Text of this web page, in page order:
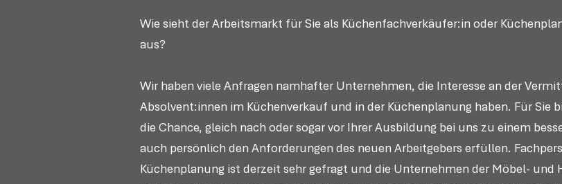
Wie sieht der Arbeitsmarkt für Sie als Küchenfachverkäufer:in oder
aus?
Wir haben viele Anfragen namhafter Unternehmen, die Interesse an der
Absolvent:innen im Küchenverkauf und in der Küchenplanung haben. Für Sie
die Chance, gleich nach oder sogar vor Ihrer Ausbildung bei uns zu einem
auch persönlich den Anforderungen des neuen Arbeitgebers erfüllen.
Küchenplanung ist derzeit sehr gefragt und die Unternehmen der Möbel-